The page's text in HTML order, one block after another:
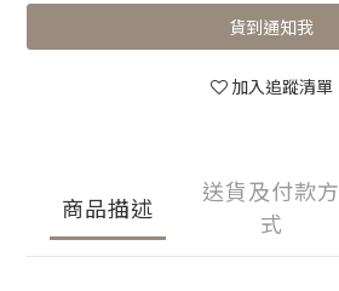
貨到通知我
加入追蹤清單
商品描述
送貨及付款方
式